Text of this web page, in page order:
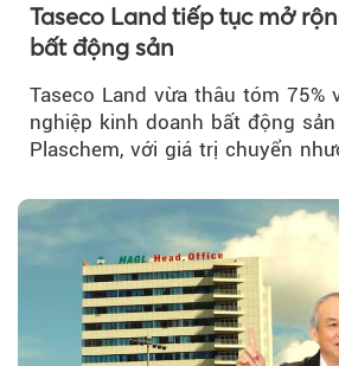
Taseco Land tiếp tục mở
bất động sản
Taseco Land vừa thâu tóm 75%
nghiệp kinh doanh bất động
Plaschem, với giá trị chuyển